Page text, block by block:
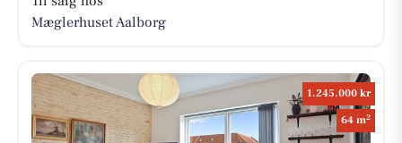
Mæglerhuset Aalborg
1.245.000 kr
64 m2